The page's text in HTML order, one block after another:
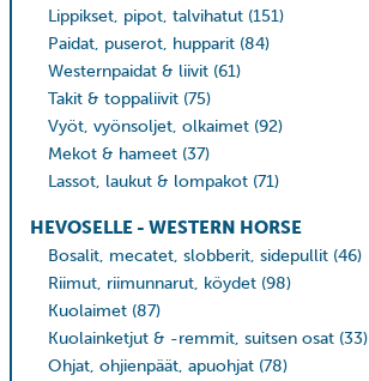
Lippikset, pipot, talvihatut (151)
Paidat, puserot, hupparit (84)
Westernpaidat & liivit (61)
Takit & toppaliivit (75)
Vyöt, vyönsoljet, olkaimet (92)
Mekot & hameet (37)
Lassot, laukut & lompakot (71)
HEVOSELLE - WESTERN HORSE
Bosalit, mecatet, slobberit, sidepullit (46)
Riimut, riimunnarut, köydet (98)
Kuolaimet (87)
Kuolainketjut & -remmit, suitsen osat (33)
Ohjat, ohjienpäät, apuohjat (78)